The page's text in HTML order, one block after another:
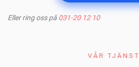
Eller ring oss på 031-20 12 10
VÅR TJÄNST